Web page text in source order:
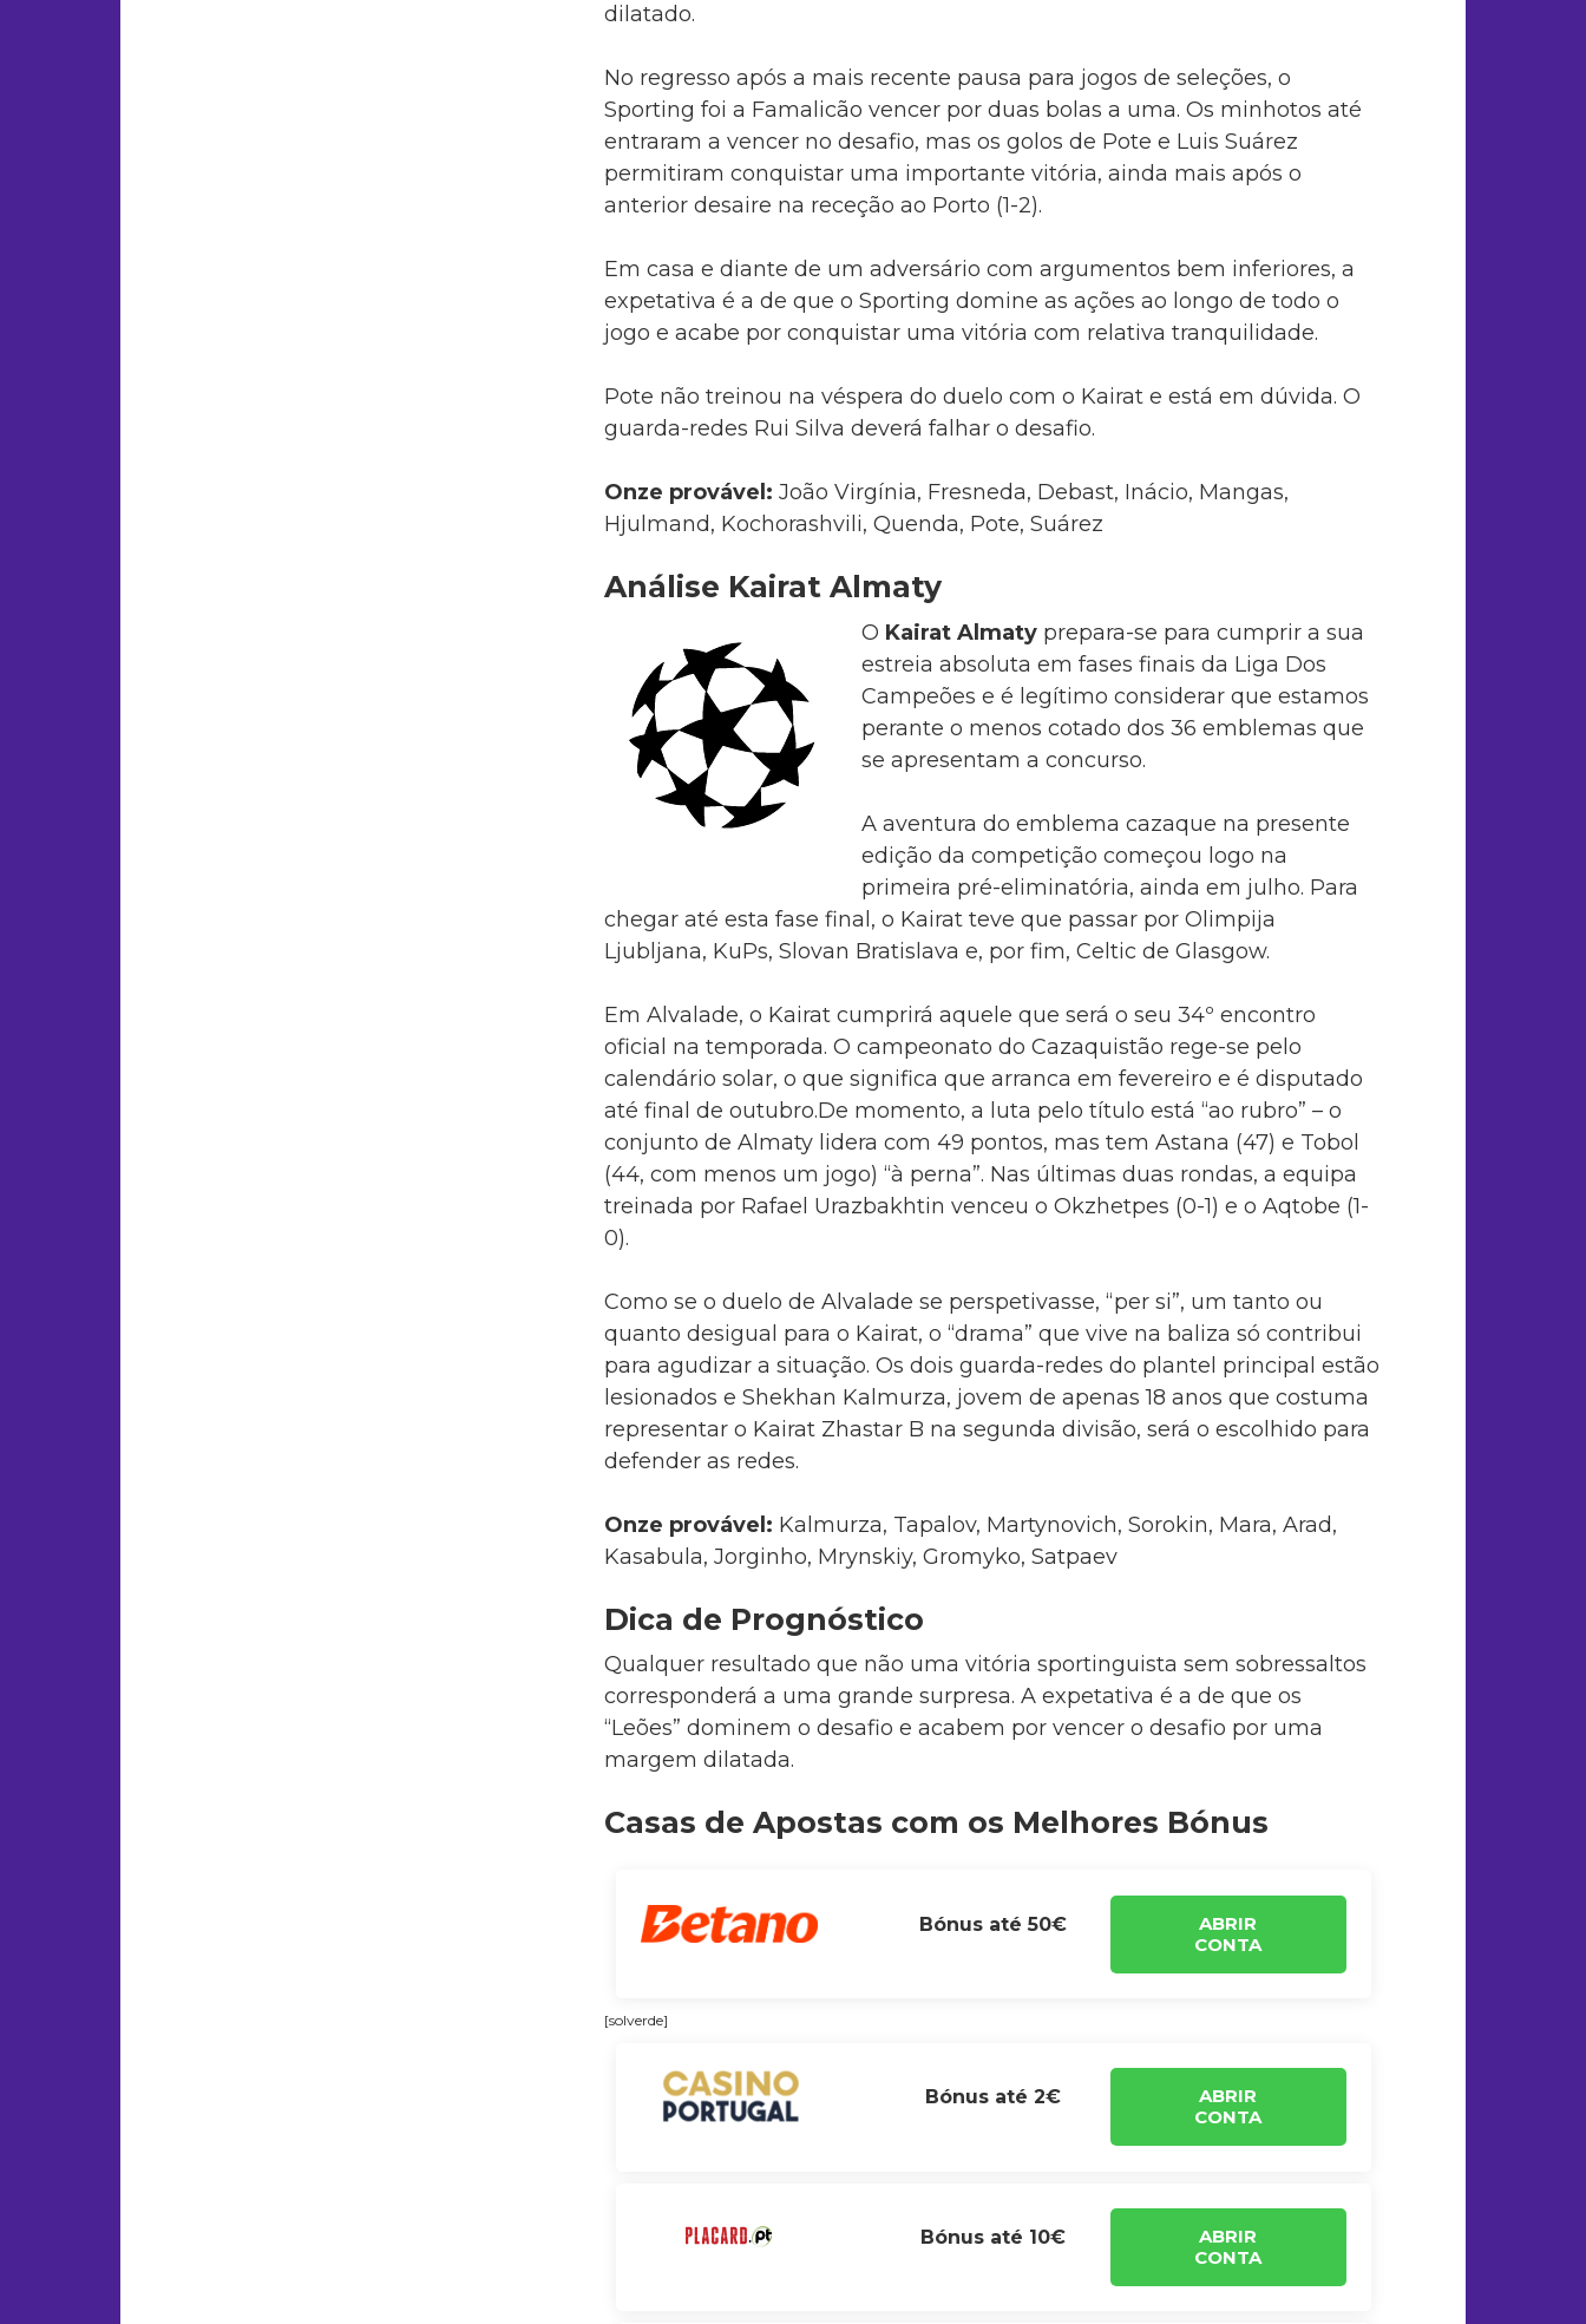
dilatado.
No regresso após a mais recente pausa para jogos de seleções, o
Sporting foi a Famalicão vencer por duas bolas a uma. Os minhotos até
entraram a vencer no desafio, mas os golos de Pote e Luis Suárez
permitiram conquistar uma importante vitória, ainda mais após o
anterior desaire na receção ao Porto (1-2).
Em casa e diante de um adversário com argumentos bem inferiores, a
expetativa é a de que o Sporting domine as ações ao longo de todo o
jogo e acabe por conquistar uma vitória com relativa tranquilidade.
Pote não treinou na véspera do duelo com o Kairat e está em dúvida. O
guarda-redes Rui Silva deverá falhar o desafio.
Onze provável: João Virgínia, Fresneda, Debast, Inácio, Mangas,
Hjulmand, Kochorashvili, Quenda, Pote, Suárez
Análise Kairat Almaty
O Kairat Almatyprepara-se para cumprir a sua
estreia absoluta em fases finais da Liga Dos
Campeões e é legítimo considerar que estamos
perante o menos cotado dos 36 emblemas que
se apresentam a concurso.
A aventura do emblema cazaque na presente
edição da competição começou logo na
primeira pré-eliminatória, ainda em julho. Para
chegar até esta fase final, o Kairat teve que passar por Olimpija
Ljubljana, KuPs, Slovan Bratislava e, por fim, Celtic de Glasgow.
Em Alvalade, o Kairat cumprirá aquele que será o seu 34º encontro
oficial na temporada. O campeonato do Cazaquistão rege-se pelo
calendário solar, o que significa que arranca em fevereiro e é disputado
até final de outubro.De momento, a luta pelo título está “ao rubro” – o
conjunto de Almaty lidera com 49 pontos, mas tem Astana (47) e Tobol
(44, com menos um jogo) “à perna”. Nas últimas duas rondas, a equipa
treinada por Rafael Urazbakhtin venceu o Okzhetpes (0-1) e o Aqtobe (1-
0).
Como se o duelo de Alvalade se perspetivasse, “per si”, um tanto ou
quanto desigual para o Kairat, o “drama” que vive na baliza só contribui
para agudizar a situação. Os dois guarda-redes do plantel principal estão
lesionados e Shekhan Kalmurza, jovem de apenas 18 anos que costuma
representar o Kairat Zhastar B na segunda divisão, será o escolhido para
defender as redes.
Onze provável: Kalmurza, Tapalov, Martynovich, Sorokin, Mara, Arad,
Kasabula, Jorginho, Mrynskiy, Gromyko, Satpaev
Dica de Prognóstico
Qualquer resultado que não uma vitória sportinguista sem sobressaltos
corresponderá a uma grande surpresa. A expetativa é a de que os
“Leões” dominem o desafio e acabem por vencer o desafio por uma
margem dilatada.
Casas de Apostas com os Melhores Bónus
Bónus até 50€
ABRIR
CONTA
[solverde]
Bónus até 2€
ABRIR
CONTA
Bónus até 10€
ABRIR
CONTA